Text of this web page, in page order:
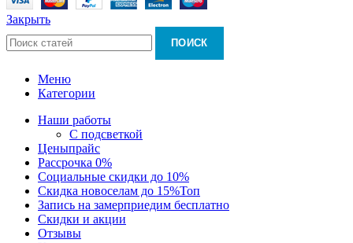
Закрыть
ПОИСК
Меню
Категории
Наши работы
С подсветкой
Ценыпрайс
Рассрочка 0%
Социальные скидки до 10%
Скидка новоселам до 15%Топ
Запись на замерприедим бесплатно
Скидки и акции
Отзывы